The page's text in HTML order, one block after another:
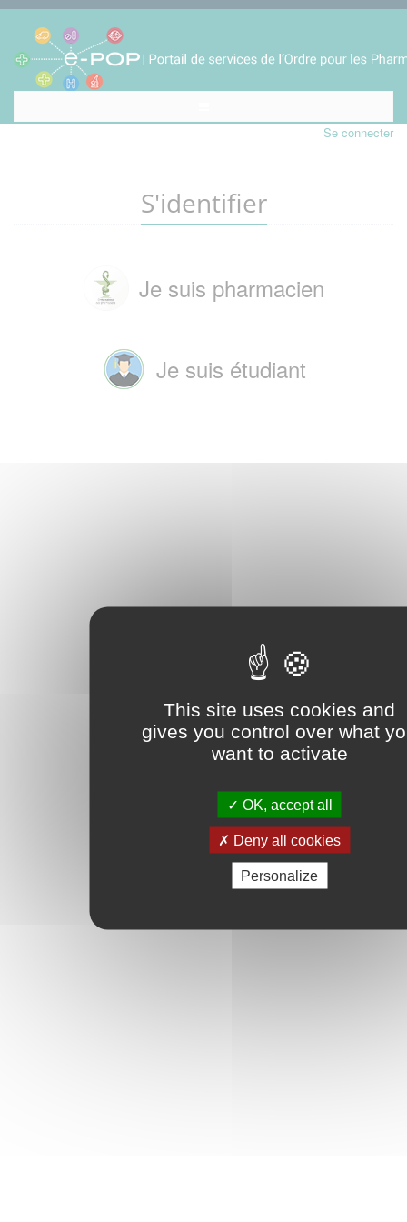
This site uses cookies and
gives you control over what
want to activate
OK, accept all
Deny all cookies
Personalize
Se connecter
S'identifier
Je suis pharmacien
Je suis étudiant